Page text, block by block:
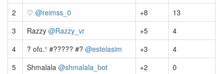
2
♡ @reimss_0 +8
13
3
Razzy @Razzy_vr +5
4
4
? ᧐fᥲ.¹ #????? #? @estelasim +3
4
5
Shmalala @shmalala_bot +2
0